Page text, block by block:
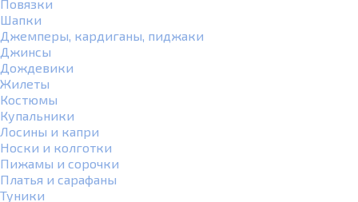
Повязки
Шапки
Джемперы, кардиганы, пиджаки
Джинсы
Дождевики
Жилеты
Костюмы
Купальники
Лосины и капри
Носки и колготки
Пижамы и сорочки
Платья и сарафаны
Туники